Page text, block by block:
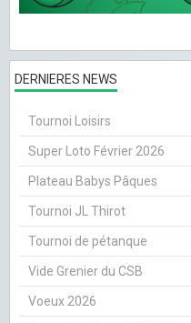
DERNIERES NEWS
Tournoi Loisirs
Super Loto Février 2026
Plateau Babys Pâques
Tournoi JL Thirot
Tournoi de pétanque
Vide Grenier du CSB
Voeux 2026